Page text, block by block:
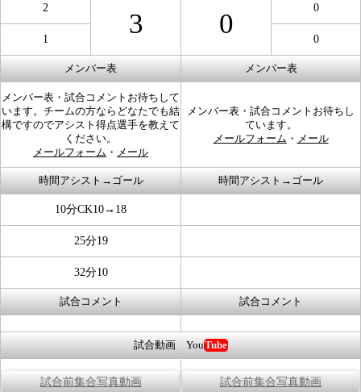
2
3 0
0
1 0
メンバー表 メンバー表
メンバー表・試合コメントお待ちして
います。チームの方ならどなたでも結
構ですのでアシスト得点選手を教えて
ください。
メールフォーム ・ メール
メンバー表・試合コメントお待ちし
ています。
メールフォーム ・ メール
時間アシスト→ゴール 時間アシスト→ゴール
10分CK10→18
25分19
32分10
試合コメント 試合コメント
試合動画 YouTube
試合前集合写真動画 試合前集合写真動画